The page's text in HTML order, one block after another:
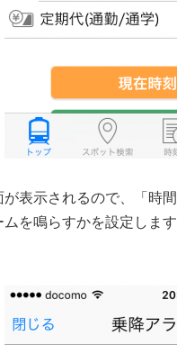
が表示されるので、「時
を鳴らすかを設定しま